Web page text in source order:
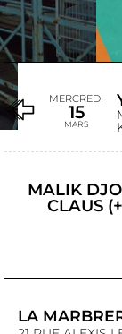
MERCREDI
15
MARS
MALIK
CLAUS
LA